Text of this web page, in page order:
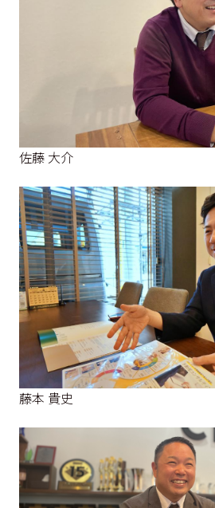
佐藤 大介
藤本 貴史